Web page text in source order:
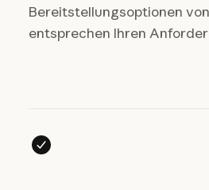
Bereitstellungsoptionen
entsprechen Ihren